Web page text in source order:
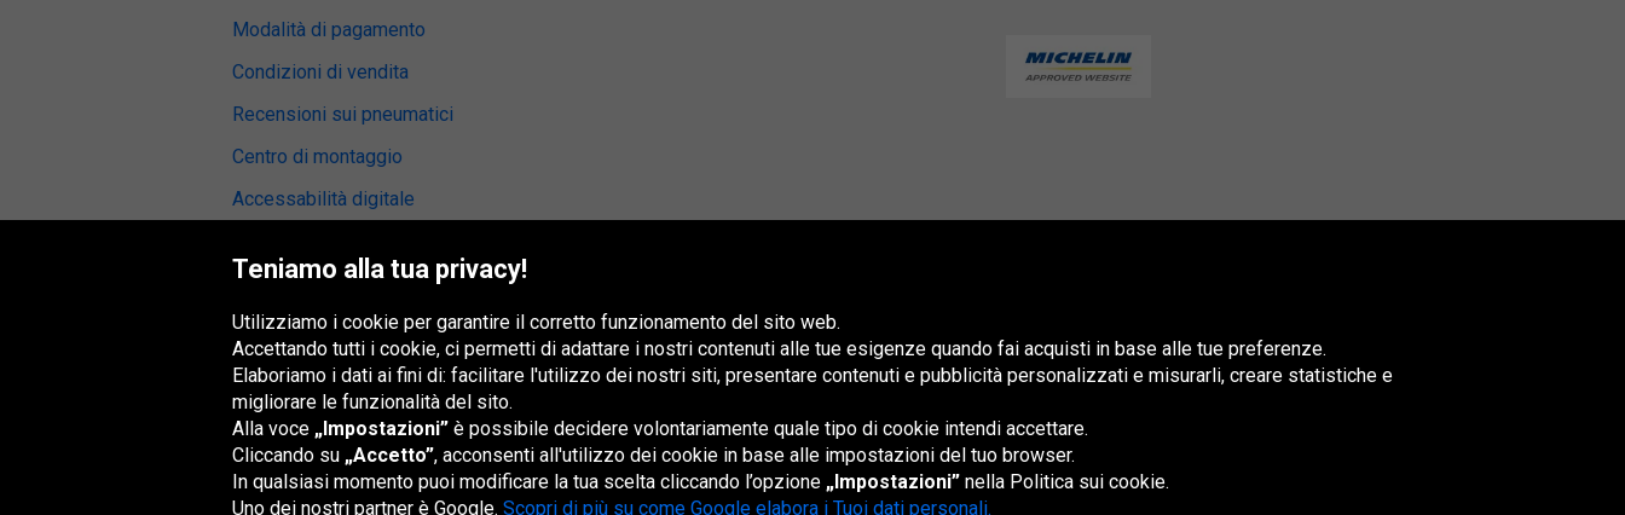
Modalità di pagamento
Condizioni di vendita
Recensioni sui pneumatici
Centro di montaggio
Accessabilità digitale
Gruppo Oponeo
Belgique
Česká
republika
Deutschland Éire España France MagyarországNederland Österreich Polska
Slovenská
republika
United
Kingdom
Teniamo alla tua privacy!
Utilizziamo i cookie per garantire il corretto funzionamento del sito web.
Accettando tutti i cookie, ci permetti di adattare i nostri contenuti alle tue esigenze quando fai acquisti in base alle tue preferenze.
Elaboriamo i dati ai fini di: facilitare l'utilizzo dei nostri siti, presentare contenuti e pubblicità personalizzati e misurarli, creare statistiche e
migliorare le funzionalità del sito.
Alla voce „Impostazioni” è possibile decidere volontariamente quale tipo di cookie intendi accettare.
Cliccando su „Accetto”, acconsenti all'utilizzo dei cookie in base alle impostazioni del tuo browser.
In qualsiasi momento puoi modificare la tua scelta cliccando l’opzione „Impostazioni” nella Politica sui cookie.
Uno dei nostri partner è Google. Scopri di più su come Google elabora i Tuoi dati personali.